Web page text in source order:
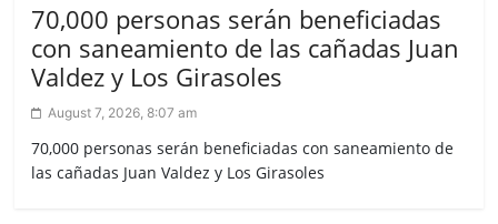
70,000 personas serán beneficiadas
con saneamiento de las cañadas Juan
Valdez y Los Girasoles
August 7, 2026, 8:07 am
70,000 personas serán beneficiadas con saneamiento de
las cañadas Juan Valdez y Los Girasoles